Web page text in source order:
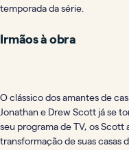
temporada da série.
Irmãos à obra
O clássico dos amantes de
Jonathan e Drew Scott já se
seu programa de TV, os Scott
transformação de suas casas